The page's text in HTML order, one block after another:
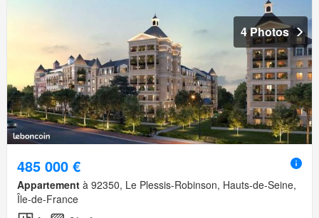
4 Photos
485 000 €
Appartement à 92350, Le Plessis-Robinson, Hauts-de-Seine,
Île-de-France